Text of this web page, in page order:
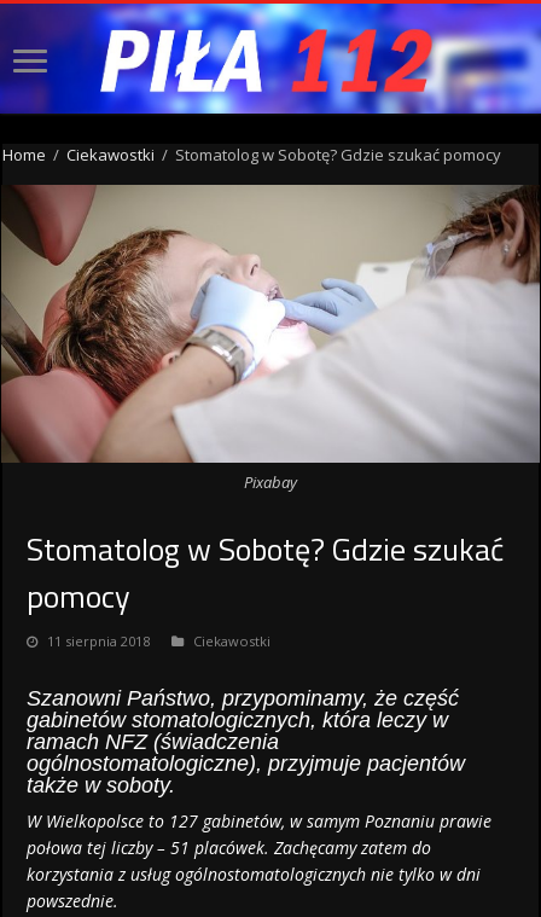
Home / Ciekawostki / Stomatolog w Sobotę? Gdzie szukać pomocy
Pixabay
Stomatolog w Sobotę? Gdzie szukać
pomocy
11 sierpnia 2018 Ciekawostki
Szanowni Państwo, przypominamy, że część
gabinetów stomatologicznych, która leczy w
ramach NFZ (świadczenia
ogólnostomatologiczne), przyjmuje pacjentów
także w soboty.
W Wielkopolsce to 127 gabinetów, w samym Poznaniu prawie
połowa tej liczby – 51 placówek. Zachęcamy zatem do
korzystania z usług ogólnostomatologicznych nie tylko w dni
powszednie.